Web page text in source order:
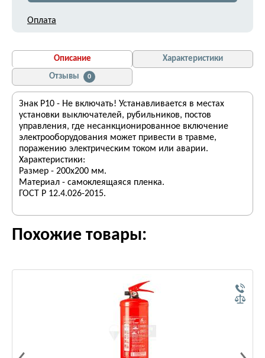
Оплата
Описание
Характеристики
Отзывы
0
Знак Р10 - Не включать! Устанавливается в местах
установки выключателей, рубильников, постов
управления, где несанкционированное включение
электрооборудования может привести в травме,
поражению электрическим током или аварии.
Характеристики:
Размер - 200х200 мм.
Материал - самоклеящаяся пленка.
ГОСТ Р 12.4.026-2015.
Похожие товары: